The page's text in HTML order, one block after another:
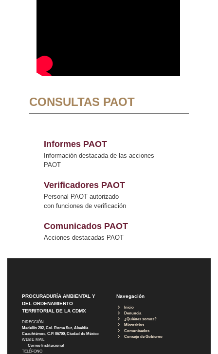
CONSULTAS PAOT
Informes PAOT
Información destacada de las acciones
PAOT
Verificadores PAOT
Personal PAOT autorizado
con funciones de verificación
Comunicados PAOT
Acciones destacadas PAOT
PROCURADURÍA AMBIENTAL Y
DEL ORDENAMIENTO
TERRITORIAL DE LA CDMX
DIRECCIÓN
Medellín 202, Col. Roma Sur, Alcaldía
Cuauhtémoc, C.P. 06700, Ciudad de México
WEB E-MAIL
Correo Institucional
TELÉFONO
Navegación
Inicio
Denuncia
¿Quiénes somos?
Micrositios
Comunicados
Consejo de Gobierno